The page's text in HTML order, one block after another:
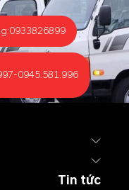
0933826899
-0945.581.996
Tin tức